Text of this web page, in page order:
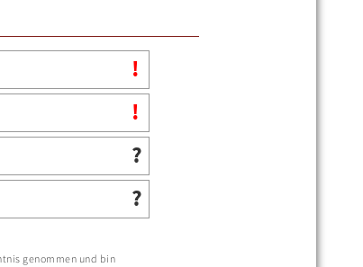
genommen und bin